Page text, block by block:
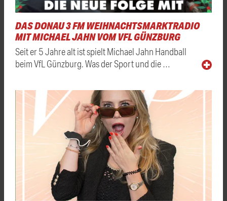
DAS DONAU 3 FM WEIHNACHTSMARKTRADIO
MIT MICHAEL JAHN VOM VFL GÜNZBURG
Seit er 5 Jahre alt ist spielt Michael Jahn Handball
beim VfL Günzburg. Was der Sport und die …